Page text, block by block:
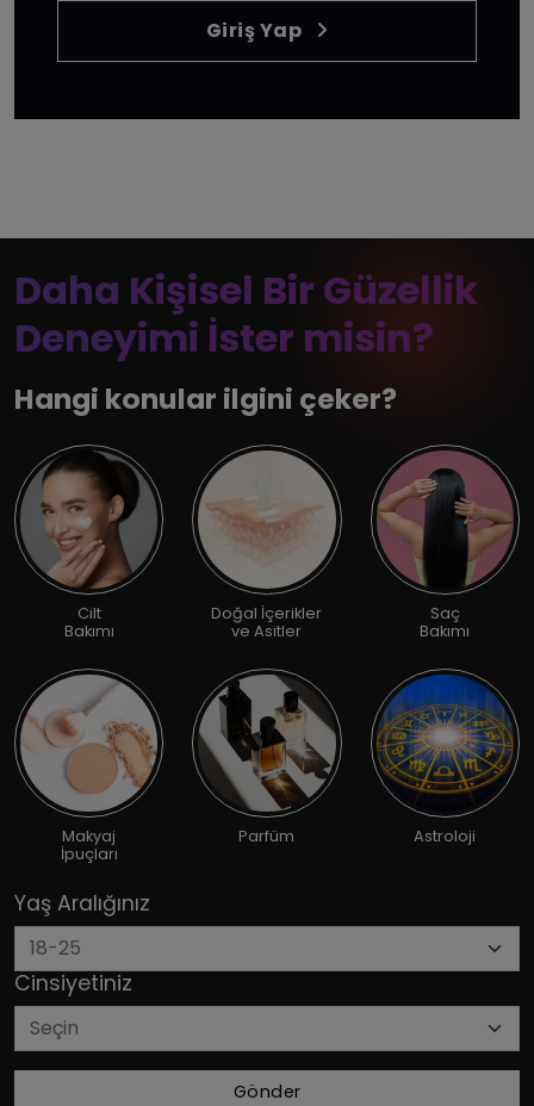
Giriş Yap
Daha Kişisel Bir Güzellik
Deneyimi İster misin?
Hangi konular ilgini çeker?
Cilt
Bakımı
Doğal İçerikler
ve Asitler
Saç
Bakımı
Makyaj
İpuçları
Parfüm Astroloji
Yaş Aralığınız
Cinsiyetiniz
Gönder